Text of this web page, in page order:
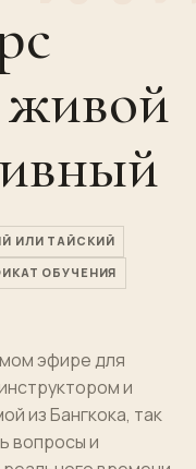
ИЛИ ТАЙСКИЙ
ОБУЧЕНИЯ
эфире для
и
из Бангкока, так
вопросы и